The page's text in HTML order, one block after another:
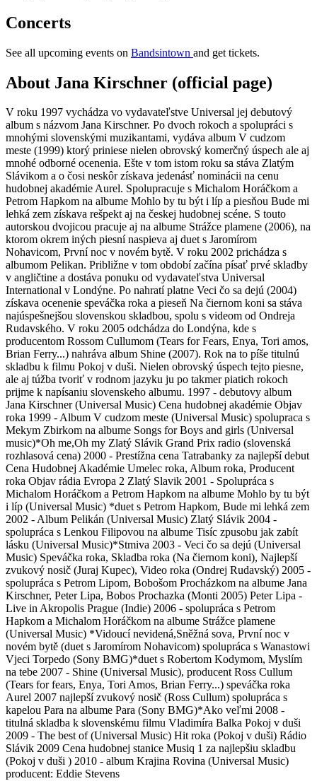
Concerts
See all upcoming events on Bandsintown and get tickets.
About Jana Kirschner (official page)
V roku 1997 vychádza vo vydavateľstve Universal jej debutový
album s názvom Jana Kirschner. Po dvoch rokoch a spolupráci s
mnohými slovenskými muzikantami, vydáva album V cudzom
meste (1999) ktorý priniese nielen obrovský komerčný úspech ale aj
mnohé odborné ocenenia. Ešte v tom istom roku sa stáva Zlatým
Slávikom a o čosi neskôr získava jedenásť nominácii na cenu
hudobnej akadémie Aurel. Spolupracuje s Michalom Horáčkom a
Petrom Hapkom na albume Mohlo by tu být i líp a piesňou Bude mi
lehká zem získava rešpekt aj na českej hudobnej scéne. S touto
autorskou dvojicou pracuje aj na albume Strážce plamene (2006), na
ktorom okrem iných piesní naspieva aj duet s Jaromírom
Nohavicom, První noc v novém bytě. V roku 2002 prichádza s
albumom Pelikan. Približne v tom období začína písať prvé skladby
v angličtine a dostáva ponuku od vydavateľstva Universal
International v Londýne. Po nahratí platne Veci čo sa dejú (2004)
získava ocenenie speváčka roka a pieseň Na čiernom koni sa stáva
najúspešnejšou slovenskou skladbou, spolu s videom od Ondreja
Rudavského. V roku 2005 odchádza do Londýna, kde s
producentom Rossom Cullumom (Tears for Fears, Enya, Tori amos,
Brian Ferry...) nahráva album Shine (2007). Rok na to píše titulnú
skladbu k filmu Pokoj v duši. Nielen obrovský úspech tejto piesne,
ale aj túžba tvoriť v rodnom jazyku ju po takmer piatich rokoch
prijme k napísaniu slovenskeho albumu. 1997 - debutovy album
Jana Kirschner (Universal Music) Cena hudobnej akadémie Objav
roka 1999 - Album V cudzom meste (Universal Music) spolupraca s
Mekym Zbirkom na albume Songs for Boys and girls (Universal
music)*Oh me,Oh my Zlatý Slávik Grand Prix radio (slovenská
rozhlasová cena) 2000 - Prestížna cena Tatrabanky za najlepší debut
Cena Hudobnej Akadémie Umelec roka, Album roka, Producent
roka Objav rádia Evropa 2 Zlatý Slavik 2001 - Spolupráca s
Michalom Horáčkom a Petrom Hapkom na albume Mohlo by tu být
i líp (Universal Music) *duet s Petrom Hapkom, Bude mi lehká zem
2002 - Album Pelikán (Universal Music) Zlatý Slávik 2004 -
spolupráca s Lenkou Filipovou na albume Tisíc zpusobu jak zabít
lásku (Universal Music)*Stmiva 2003 - Veci čo sa dejú (Universal
Music) Speváčka roka, Skladba roka (Na čiernom koni), Najlepší
zvukový nosič (Juraj Kupec), Video roka (Ondrej Rudavský) 2005 -
spolupráca s Petrom Lipom, Bobošom Procházkom na albume Jana
Kirschner, Peter Lipa, Bobos Prochazka (Monti 2005) Peter Lipa -
Live in Akropolis Prague (Indie) 2006 - spolupráca s Petrom
Hapkom a Michalom Horáčkom na albume Strážce plamene
(Universal Music) *Vidoucí nevidená,Sněžná sova, První noc v
novém bytě (duet s Jaromírom Nohavicom) spolupráca s Wanastowi
Vjeci Torpedo (Sony BMG)*duet s Robertom Kodymom, Myslím
na tebe 2007 - Shine (Universal Music), producent Ross Cullum
(Tears for fears, Enya, Tori Amos, Brian Ferry...) speváčka roka
Aurel 2007 najlepší zvukový nosič (Ross Cullum) spolupráca s
kapelou Para na albume Para (Sony BMG)*Ako veľmi 2008 -
titulná skladba k slovenskému filmu Vladimíra Balka Pokoj v duši
2009 - The best of (Universal Music) Hit roka (Pokoj v duši) Rádio
Slávik 2009 Cena hudobnej stanice Musiq 1 za najlepšiu skladbu
(Pokoj v duši ) 2010 - album Krajina Rovina (Universal Music)
producent: Eddie Stevens